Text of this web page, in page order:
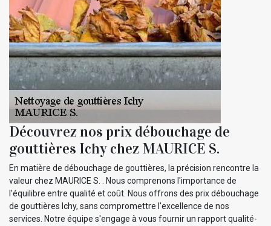
Découvrez nos prix débouchage de
gouttières Ichy chez MAURICE S.
En matière de débouchage de gouttières, la précision rencontre la
valeur chez MAURICE S. . Nous comprenons l'importance de
l'équilibre entre qualité et coût. Nous offrons des prix débouchage
de gouttières Ichy, sans compromettre l'excellence de nos
services. Notre équipe s'engage à vous fournir un rapport qualité-